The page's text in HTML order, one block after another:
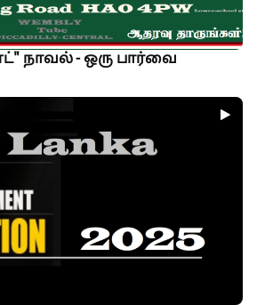
நாவல் - ஒரு பார்வை